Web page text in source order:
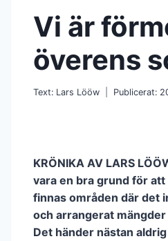
Vi är
överens
Text: Lars Lööw Publicerat:
KRÖNIKA AV LARS
vara en bra grund för
finnas områden där det
och arrangerat
Det händer nästan